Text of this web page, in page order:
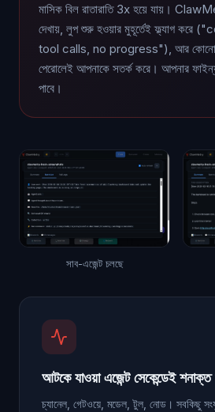
মাসিক বিল রাতারাতি 3x হয়ে যায়।
দেখায়, লুপ শুরু হওয়ার মুহূর্তেই ফ্ল্যাগ
tool calls, no progress"), আর কোনো
পেরোলেই আপনাকে সতর্ক করে। আপনার
পাবে।
সাব-এজেন্ট চলছে
আটকে যাওয়া এজেন্ট সেকেন্ডেই
চ্যানেল, গেটওয়ে, মডেল, টুল, নোড। সবকিছু